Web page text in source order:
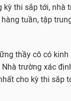
kỳ thi sắp tới, nhà
tuần, tập
thầy cô có
trường xác
cho kỳ thi sắp